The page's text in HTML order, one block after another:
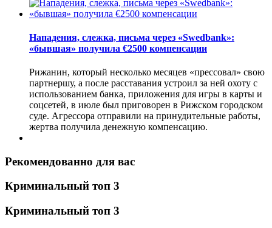
Нападения, слежка, письма через «Swedbank»:
«бывшая» получила €2500 компенсации
Рижанин, который несколько месяцев «прессовал» свою
партнершу, а после расставания устроил за ней охоту с
использованием банка, приложения для игры в карты и
соцсетей, в июле был приговорен в Рижском городском
суде. Агрессора отправили на принудительные работы,
жертва получила денежную компенсацию.
Рекомендованно для вас
Криминальный топ 3
Криминальный топ 3